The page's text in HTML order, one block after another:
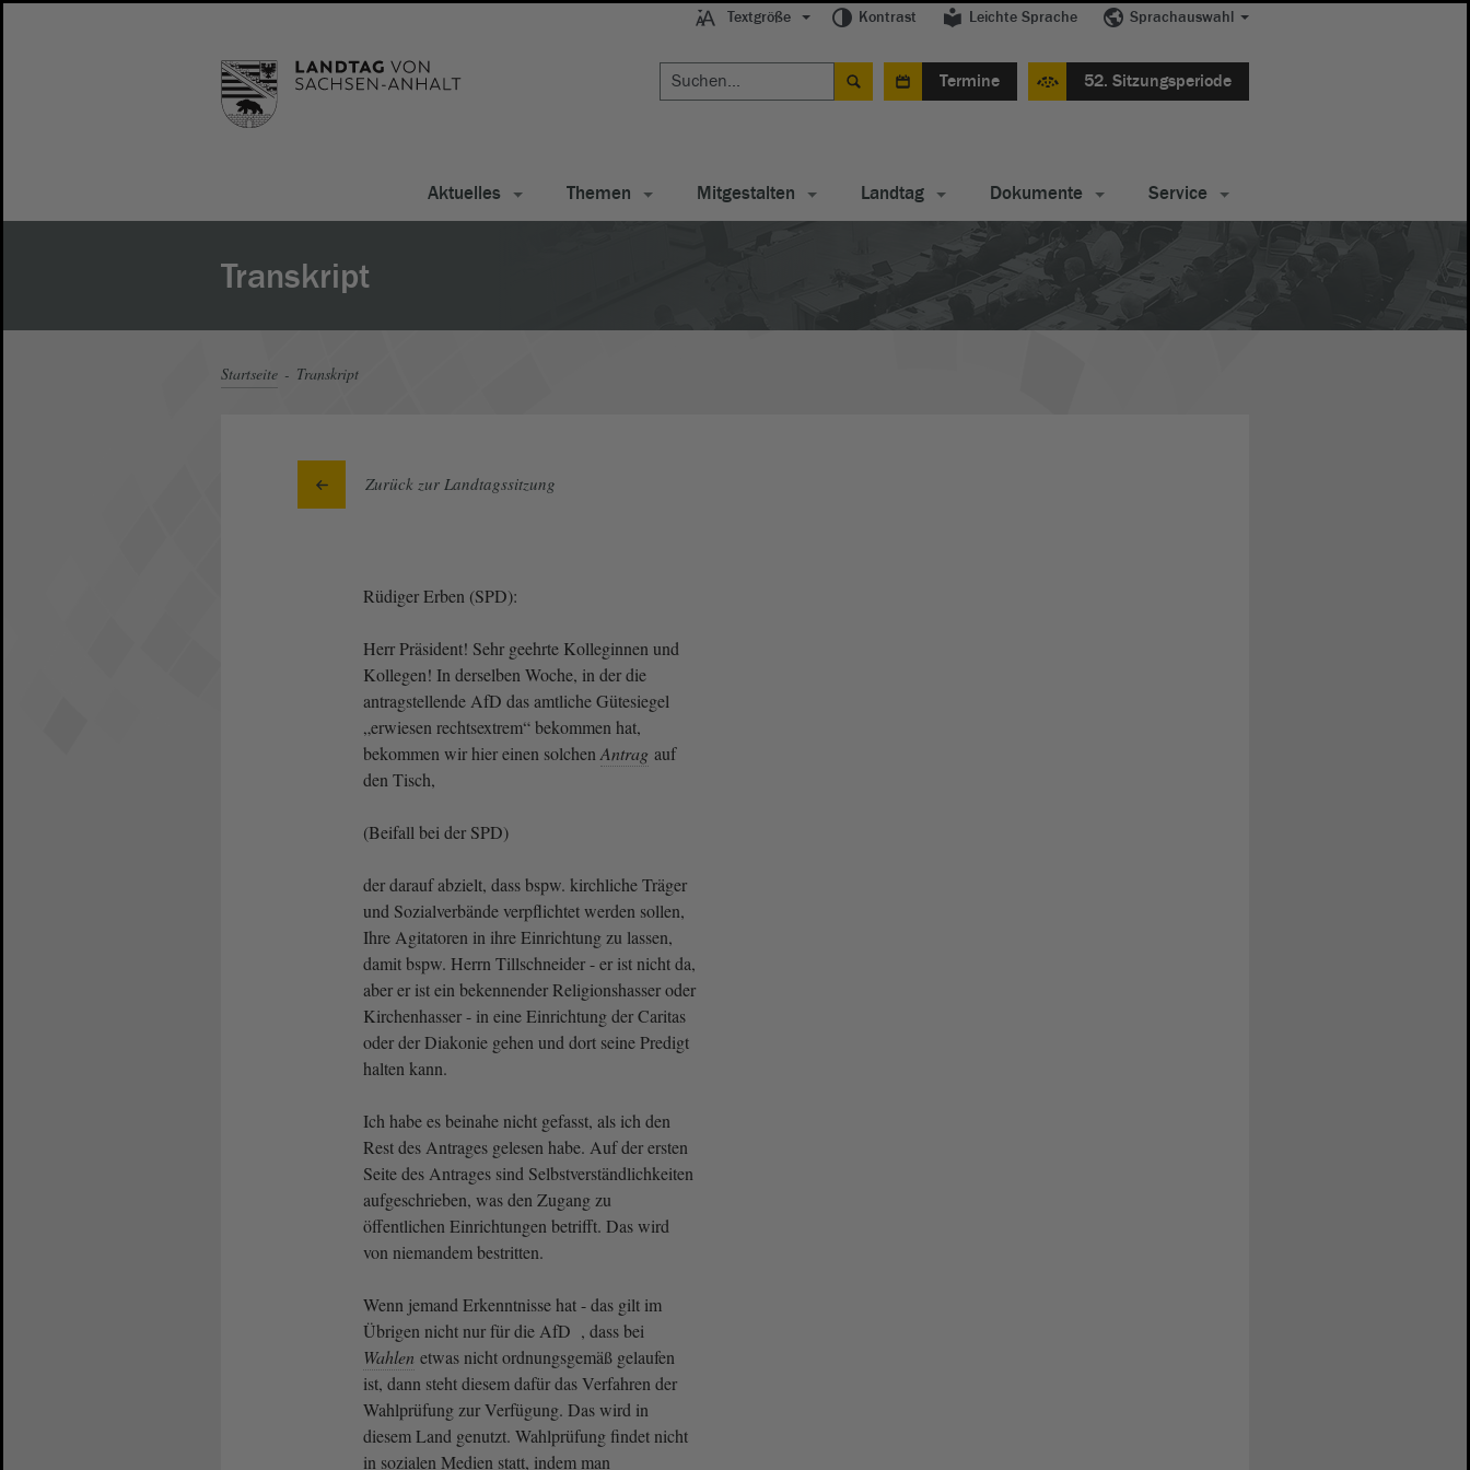
Textgröße Kontrast Leichte Sprache Sprachauswahl
Termine 52. Sitzungsperiode
Aktuelles Themen Mitgestalten Landtag Dokumente Service
Transkript
Startseite Transkript
Zurück zur Landtagssitzung
Rüdiger Erben (SPD):
Herr Präsident! Sehr geehrte Kolleginnen und
Kollegen! In derselben Woche, in der die
antragstellende AfD das amtliche Gütesiegel
„erwiesen rechtsextrem“ bekommen hat,
bekommen wir hier einen solchen Antrag auf
den Tisch,
(Beifall bei der SPD)
der darauf abzielt, dass bspw. kirchliche Träger
und Sozialverbände verpflichtet werden sollen,
Ihre Agitatoren in ihre Einrichtung zu lassen,
damit bspw. Herrn Tillschneider - er ist nicht da,
aber er ist ein bekennender Religionshasser oder
Kirchenhasser - in eine Einrichtung der Caritas
oder der Diakonie gehen und dort seine Predigt
halten kann.
Ich habe es beinahe nicht gefasst, als ich den
Rest des Antrages gelesen habe. Auf der ersten
Seite des Antrages sind Selbstverständlichkeiten
aufgeschrieben, was den Zugang zu
öffentlichen Einrichtungen betrifft. Das wird
von niemandem bestritten.
Wenn jemand Erkenntnisse hat - das gilt im
Übrigen nicht nur für die AfD , dass bei
Wahlen etwas nicht ordnungsgemäß gelaufen
ist, dann steht diesem dafür das Verfahren der
Wahlprüfung zur Verfügung. Das wird in
diesem Land genutzt. Wahlprüfung findet nicht
in sozialen Medien statt, indem man